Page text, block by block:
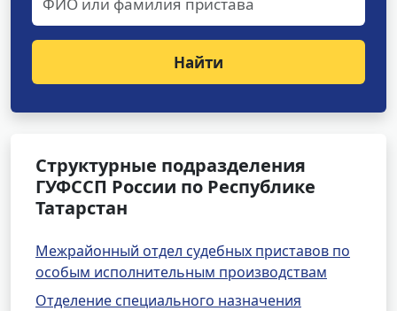
Найти
Структурные подразделения
ГУФССП России по Республике
Татарстан
Межрайонный отдел судебных приставов по
особым исполнительным производствам
Отделение специального назначения